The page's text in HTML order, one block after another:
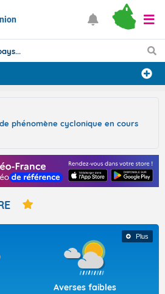
Prévisions
LES RÉSULTATS
Articles
phénomène cyclonique en cours
Plus
Averses faibles